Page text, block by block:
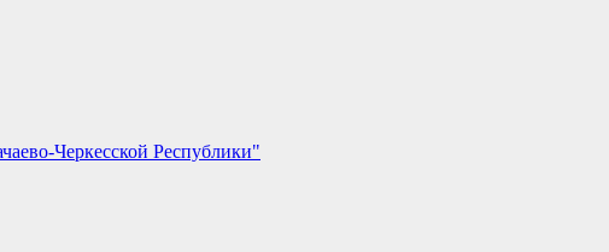
Черкесской Республики"